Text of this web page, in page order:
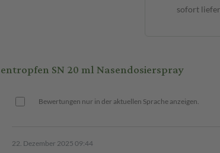
sofort
SN 20 ml Nasendosierspray
Bewertungen nur in der aktuellen Sprache anzeigen.
22. Dezember 2025 09:44